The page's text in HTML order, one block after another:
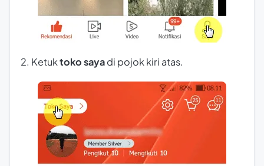
2. Ketuktoko sayadi pojok kiri atas.